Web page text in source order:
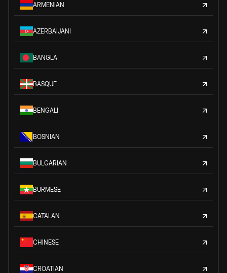
ARMENIAN
AZERBAIJANI
BANGLA
BASQUE
BENGALI
BOSNIAN
BULGARIAN
BURMESE
CATALAN
CHINESE
CROATIAN